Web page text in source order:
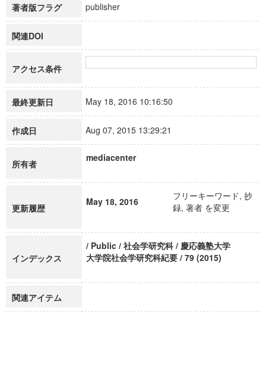
著者版フラグ publisher
関連DOI
アクセス条件
最終更新日 May 18, 2016 10:16:50
作成日 Aug 07, 2015 13:29:21
所有者
mediacenter
更新履歴
May 18, 2016
フリーキーワード, 抄
録, 著者 を変更
インデックス
/ Public / 社会学研究科 / 慶応義塾大学
大学院社会学研究科紀要 / 79 (2015)
関連アイテム